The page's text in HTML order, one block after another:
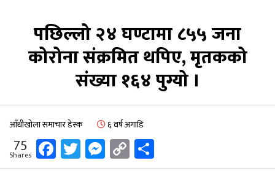
पछिल्लो २४ घण्टामा ८५५ जना
कोरोना संक्रमित थपिए, मृतकको
संख्या १६४ पुग्यो ।
आँधीखोला समाचार डेस्क ६ वर्ष अगाडि
75
Shares Facebook
Twitter
Messenger
Copy
Link